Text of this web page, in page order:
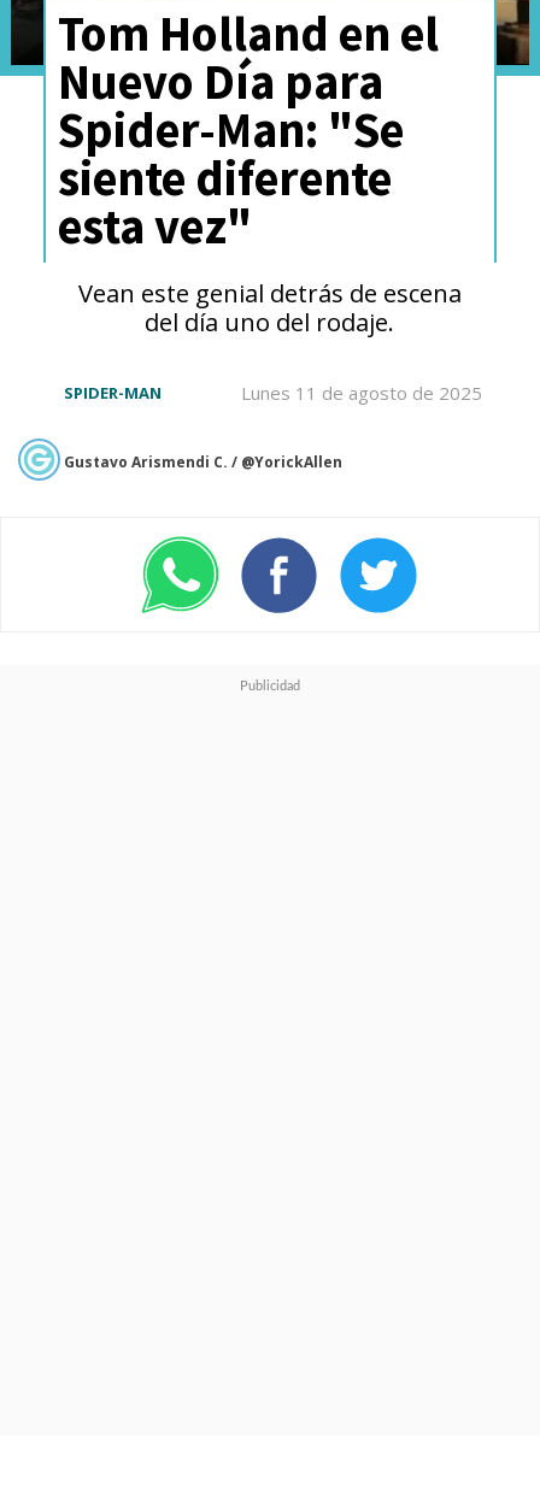
Tom Holland en el
Nuevo Día para
Spider-Man: "Se
siente diferente
esta vez"
Vean este genial detrás de escena
del día uno del rodaje.
Lunes 11 de agosto de 2025
SPIDER-MAN
Gustavo Arismendi C. / @YorickAllen